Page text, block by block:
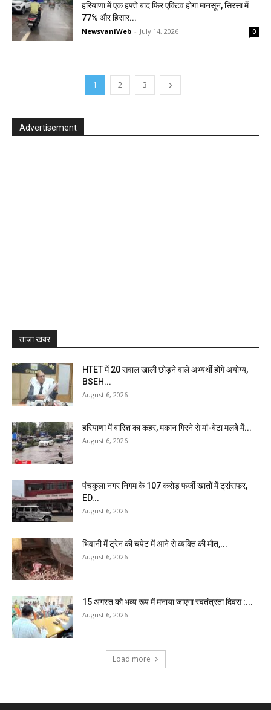
हरियाणा में एक हफ्ते बाद फिर एक्टिव होगा मानसून, सिरसा में
77% और हिसार...
NewsvaniWeb - July 14, 2026 0
1 2 3
Advertisement
ताजा खबर
HTET में 20 सवाल खाली छोड़ने वाले अभ्यर्थी होंगे अयोग्य,
BSEH...
August 6, 2026
हरियाणा में बारिश का कहर, मकान गिरने से मां-बेटा मलबे में...
August 6, 2026
पंचकूला नगर निगम के ₹107 करोड़ फर्जी खातों में ट्रांसफर,
ED...
August 6, 2026
भिवानी में ट्रेन की चपेट में आने से व्यक्ति की मौत,...
August 6, 2026
15 अगस्त को भव्य रूप में मनाया जाएगा स्वतंत्रता दिवस :...
August 6, 2026
Load more